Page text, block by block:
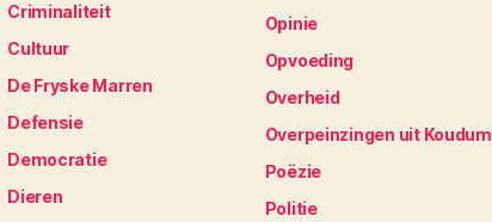
Criminaliteit
Cultuur
De Fryske Marren
Defensie
Democratie
Dieren
Opinie
Opvoeding
Overheid
Overpeinzingen uit Koudum
Poëzie
Politie